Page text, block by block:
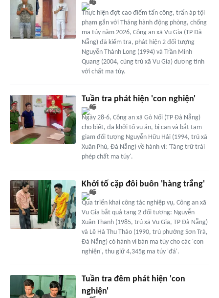
Thực hiện đợt cao điểm tấn công, trấn áp tội
phạm gắn với Tháng hành động phòng, chống
ma túy năm 2026, Công an xã Vu Gia (TP Đà
Nẵng) đã kiểm tra, phát hiện 2 đối tượng
Nguyễn Thành Long (1994) và Trần Minh
Quang (2004, cùng trú xã Vu Gia) dương tính
với chất ma túy.
Tuần tra phát hiện 'con nghiện'
Ngày 28-6, Công an xã Gò Nổi (TP Đà Nẵng)
cho biết, đã khởi tố vụ án, bị can và bắt tạm
giam đối tượng Nguyễn Hữu Hải (1994, trú xã
Xuân Phú, Đà Nẵng) về hành vi: 'Tàng trữ trái
phép chất ma túy'.
Khởi tố cặp đôi buôn 'hàng trắng'
Qua triển khai công tác nghiệp vụ, Công an xã
Vu Gia bắt quả tang 2 đối tượng: Nguyễn
Xuân Thanh (1985, trú xã Vu Gia, TP Đà Nẵng)
và Lê Hà Thu Thảo (1990, trú phường Sơn Trà,
Đà Nẵng) có hành vi bán ma túy cho các 'con
nghiện', thu giữ 4,345g ma túy 'đá'.
Tuần tra đêm phát hiện 'con
nghiện'